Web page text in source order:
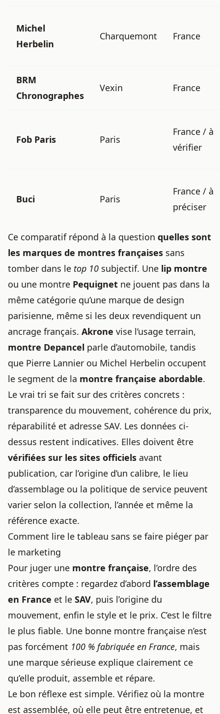
Michel
Herbelin
Charquemont France
BRM
Chronographes
Vexin France
Fob Paris Paris
France / à
vérifier
Buci Paris
France / à
préciser
Ce comparatif répond à la question quelles sont
les marques de montres françaises sans
tomber dans le top 10 subjectif. Une lip montre
ou une montre Pequignet ne jouent pas dans la
même catégorie qu’une marque de design
parisienne, même si les deux revendiquent un
ancrage français. Akrone vise l’usage terrain,
montre Depancel parle d’automobile, tandis
que Pierre Lannier ou Michel Herbelin occupent
le segment de la montre française abordable.
Le vrai tri se fait sur des critères concrets :
transparence du mouvement, cohérence du prix,
réparabilité et adresse SAV. Les données ci-
dessus restent indicatives. Elles doivent être
vérifiées sur les sites officiels avant
publication, car l’origine d’un calibre, le lieu
d’assemblage ou la politique de service peuvent
varier selon la collection, l’année et même la
référence exacte.
Comment lire le tableau sans se faire piéger par
le marketing
Pour juger une montre française, l’ordre des
critères compte : regardez d’abord l’assemblage
en France et le SAV, puis l’origine du
mouvement, enfin le style et le prix. C’est le filtre
le plus fiable. Une bonne montre française n’est
pas forcément 100 % fabriquée en France, mais
une marque sérieuse explique clairement ce
qu’elle produit, assemble et répare.
Le bon réflexe est simple. Vérifiez où la montre
est assemblée, où elle peut être entretenue, et